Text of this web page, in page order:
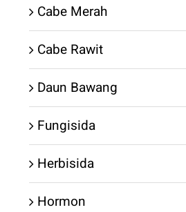
Cabe Merah
Cabe Rawit
Daun Bawang
Fungisida
Herbisida
Hormon